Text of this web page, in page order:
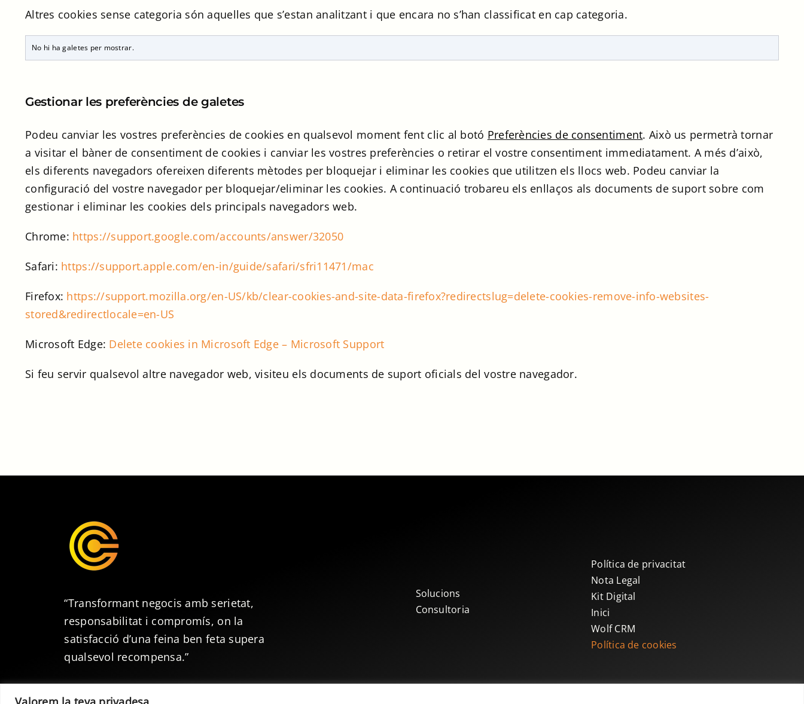
Altres cookies sense categoria són aquelles que s’estan analitzant i que encara no s’han classificat en cap categoria.
No hi ha galetes per mostrar.
Gestionar les preferències de galetes
Podeu canviar les vostres preferències de cookies en qualsevol moment fent clic al botó Preferències de consentiment. Això us permetrà tornar
a visitar el bàner de consentiment de cookies i canviar les vostres preferències o retirar el vostre consentiment immediatament. A més d’això,
els diferents navegadors ofereixen diferents mètodes per bloquejar i eliminar les cookies que utilitzen els llocs web. Podeu canviar la
configuració del vostre navegador per bloquejar/eliminar les cookies. A continuació trobareu els enllaços als documents de suport sobre com
gestionar i eliminar les cookies dels principals navegadors web.
Chrome: https://support.google.com/accounts/answer/32050
Safari: https://support.apple.com/en-in/guide/safari/sfri11471/mac
Firefox: https://support.mozilla.org/en-US/kb/clear-cookies-and-site-data-firefox?redirectslug=delete-cookies-remove-info-websites-
stored&redirectlocale=en-US
Microsoft Edge: Delete cookies in Microsoft Edge – Microsoft Support
Si feu servir qualsevol altre navegador web, visiteu els documents de suport oficials del vostre navegador.
“Transformant negocis amb serietat,
responsabilitat i compromís, on la
satisfacció d’una feina ben feta supera
qualsevol recompensa.”
Solucions
Consultoria
Política de privacitat
Nota Legal
Kit Digital
Inici
Wolf CRM
Política de cookies